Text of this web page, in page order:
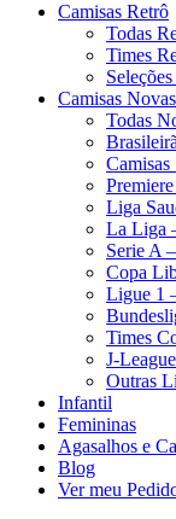
Camisas Retrô
Todas
Times
Camisas Novas
Todas
Camisas
Liga
La Liga
Serie A
Copa
Ligue 1
Times
J-
Outras
Infantil
Femininas
Agasalhos e
Blog
Ver meu